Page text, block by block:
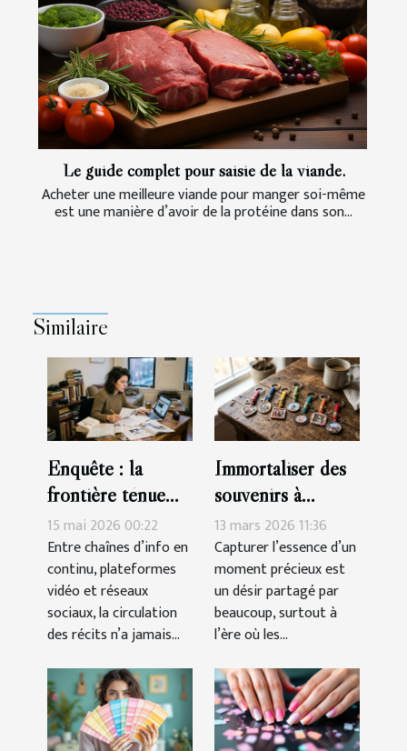
Le guide complet pour saisie de la viande.
Acheter une meilleure viande pour manger soi-même
est une manière d’avoir de la protéine dans son...
Similaire
Enquête : la
frontière ténue
entre information,
culture et
manipulation
15 mai 2026 00:22
Entre chaînes d’info en
continu, plateformes
vidéo et réseaux
sociaux, la circulation
des récits n’a jamais...
Immortaliser des
souvenirs à
travers des porte-
clés sur mesure
13 mars 2026 11:36
Capturer l’essence d’un
moment précieux est
un désir partagé par
beaucoup, surtout à
l’ère où les...